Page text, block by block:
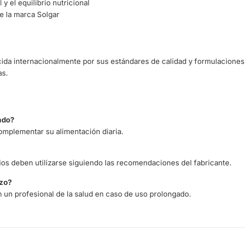
y el equilibrio nutricional
la marca Solgar
internacionalmente por sus estándares de calidad y formulaciones
su alimentación diaria.
deben utilizarse siguiendo las recomendaciones del fabricante.
profesional de la salud en caso de uso prolongado.